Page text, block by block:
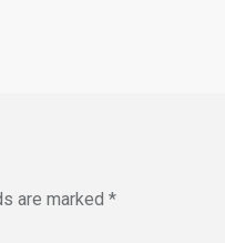
are marked *